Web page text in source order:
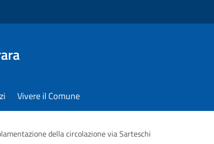
Vivere il Comune
della circolazione via Sarteschi